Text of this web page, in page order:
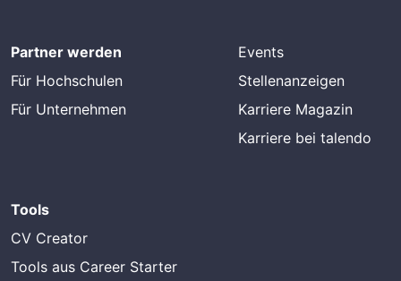
Partner werden
Für Hochschulen
Für Unternehmen
Events
Stellenanzeigen
Karriere Magazin
Karriere bei talendo
Tools
CV Creator
Tools aus Career Starter